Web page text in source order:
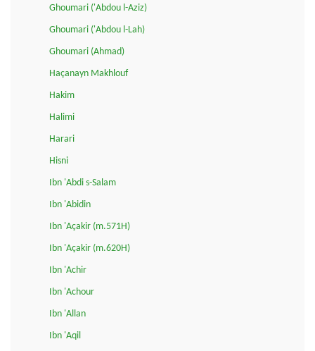
Ghoumari ('Abdou l-Aziz)
Ghoumari ('Abdou l-Lah)
Ghoumari (Ahmad)
Haçanayn Makhlouf
Hakim
Halimi
Harari
Hisni
Ibn 'Abdi s-Salam
Ibn 'Abidin
Ibn 'Açakir (m.571H)
Ibn 'Açakir (m.620H)
Ibn 'Achir
Ibn 'Achour
Ibn 'Allan
Ibn 'Aqil